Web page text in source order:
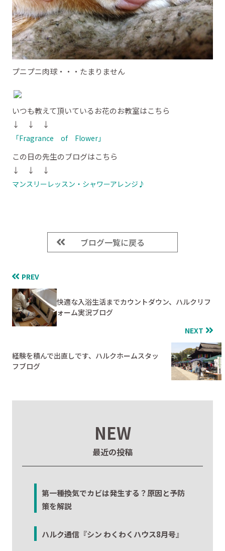
プニプニ肉球・・・たまりません
いつも教えて頂いているお花のお教室はこちら
↓ ↓ ↓
「Fragrance of Flower」
この日の先生のブログはこちら
↓ ↓ ↓
マンスリーレッスン・シャワーアレンジ♪
ブログ一覧に戻る
PREV
快適な入浴生活までカウントダウン、ハルクリフ
ォーム実況ブログ
NEXT
経験を積んで出直しです、ハルクホームスタッ
フブログ
NEW
最近の投稿
第一種換気でカビは発生する？原因と予防
策を解説
ハルク通信『シン わくわくハウス8月号』